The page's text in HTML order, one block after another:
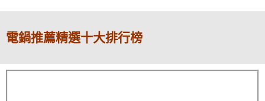
電鍋推薦精選十大排行榜